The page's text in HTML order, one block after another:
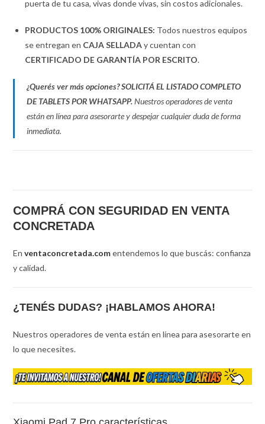
puerta de tu casa, vivas donde vivas, sin costos adicionales.
PRODUCTOS 100% ORIGINALES: Todos nuestros equipos
se entregan en CAJA SELLADAy cuentan con
CERTIFICADO DE GARANTÍA POR ESCRITO.
¿Querés ver más opciones?SOLICITÁ EL LISTADO COMPLETO
DE TABLETS POR WHATSAPP.Nuestros operadores de venta
están en línea para asesorarte y despejar cualquier duda de forma
inmediata.
COMPRÁ CON SEGURIDAD EN VENTA
CONCRETADA
Enventaconcretada.comentendemos lo que buscás: confianza
y calidad.
¿TENÉS DUDAS? ¡HABLAMOS AHORA!
Nuestros operadores de venta están en línea para asesorarte en
lo que necesites.